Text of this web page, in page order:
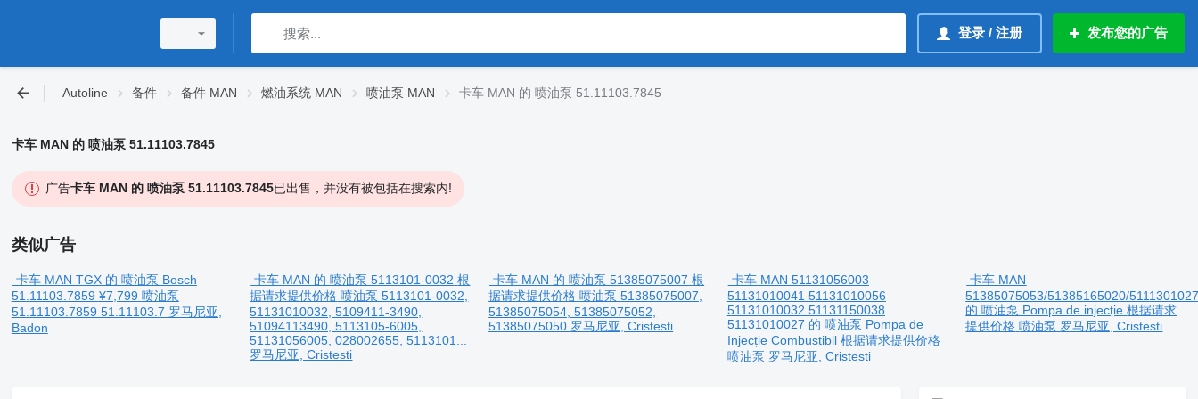
登录 / 注册 发布您的广告
Autoline 备件 备件 MAN 燃油系统 MAN 喷油泵 MAN 卡车 MAN 的 喷油泵 51.11103.7845
卡车 MAN 的 喷油泵 51.11103.7845
广告卡车 MAN 的 喷油泵 51.11103.7845已出售，并没有被包括在搜索内!
类似广告
卡车 MAN TGX 的 喷油泵 Bosch
51.11103.7859 ¥7,799 喷油泵
51.11103.7859 51.11103.7 罗马尼亚,
Badon
卡车 MAN 的 喷油泵 5113101-0032 根
据请求提供价格 喷油泵5113101-0032,
51131010032, 5109411-3490,
51094113490, 5113105-6005,
51131056005, 028002655, 5113101...
罗马尼亚, Cristesti
卡车 MAN 的 喷油泵 51385075007 根
据请求提供价格 喷油泵51385075007,
51385075054, 51385075052,
51385075050 罗马尼亚, Cristesti
卡车 MAN 51131056003
51131010041 51131010056
51131010032 51131150038
51131010027 的 喷油泵 Pompa de
Injecție Combustibil 根据请求提供价格
喷油泵 罗马尼亚, Cristesti
卡车 MAN
51385075053/51385165020/
的 喷油泵 Pompa de injecție 根据请求
提供价格 喷油泵 罗马尼亚, Cristesti